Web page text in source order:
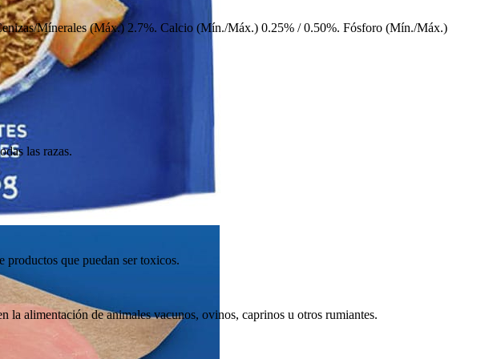
Mínerales (Máx.) 2.7%. Calcio (Mín./Máx.) 0.25% / 0.50%. Fósforo (Mín./Máx.)
las razas.
productos que puedan ser toxicos.
alimentación de animales vacunos, ovinos, caprinos u otros rumiantes.